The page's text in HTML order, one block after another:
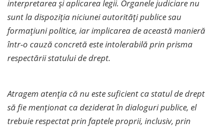
interpretarea și aplicarea legii. Organele judiciare nu
sunt la dispoziția niciunei autorități publice sau
formațiuni politice, iar implicarea de această manieră
într-o cauză concretă este intolerabilă prin prisma
respectării statului de drept.
Atragem atenția că nu este suficient ca statul de drept
să fie menționat ca deziderat în dialoguri publice, el
trebuie respectat prin faptele proprii, inclusiv, prin